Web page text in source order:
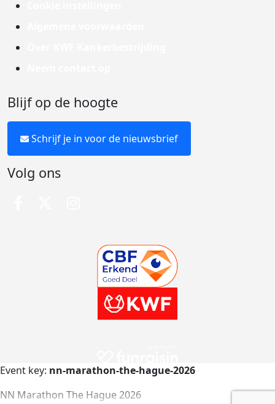
Blijf op de hoogte
Schrijf je in voor de nieuwsbrief
Volg ons
Event key: nn-marathon-the-hague-2026
NN Marathon The Hague 2026